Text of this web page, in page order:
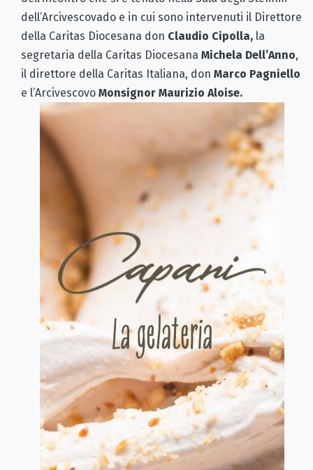
dell’Arcivescovado e in cui sono intervenuti il Direttore
della Caritas Diocesana don Claudio Cipolla, la
segretaria della Caritas Diocesana Michela Dell’Anno,
il direttore della Caritas Italiana, don Marco Pagniello
e l’Arcivescovo Monsignor Maurizio Aloise.